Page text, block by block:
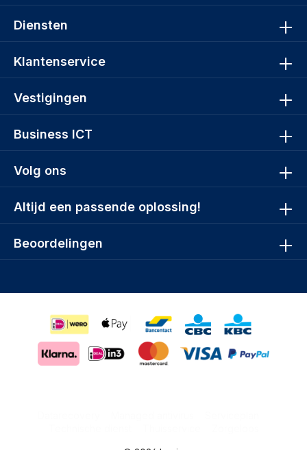
Volg ons
Altijd een passende oplossing!
Diensten
Klantenservice
Vestigingen
Business ICT
Beoordelingen